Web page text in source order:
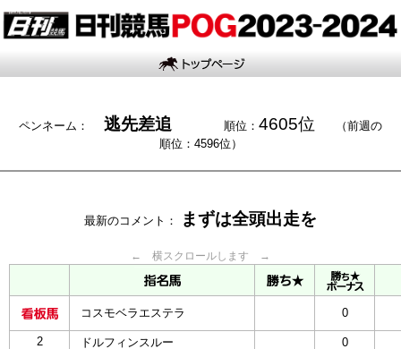
ペンネーム： 逃先差追 順位： 4605位
（前週の
順位：4596位）
最新のコメント： まずは全頭出走を
← 横スクロールします →
コスモベラエステラ 0
2 ドルフィンスルー
0